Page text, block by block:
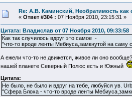
Re: А.В. Каминский, Необратимость как
« Ответ #304 : 07 Ноября 2010, 23:15:31 »
Цитата: Владислав от 07 Ноября 2010, 09:33:58
Как так случилось вдруг это самое -
"что-то вроде ленты Мебиуса,замкнутой на саму
А ежели что-то не движется, живое ли оно
нашей планете Северный Полюс есть и Южный
Цитата:
Не было, не было и вдруг на тебе, любуйся ув.
"Сфера Блоха - что-то вроде ленты